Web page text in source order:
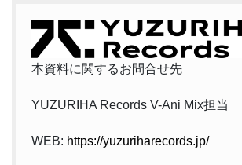
本資料に関するお問合せ先
YUZURIHA Records V-Ani Mix担当
WEB: https://yuzuriharecords.jp/